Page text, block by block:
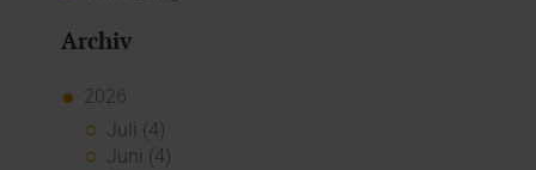
Archiv
2026
Juli (4)
Juni (4)